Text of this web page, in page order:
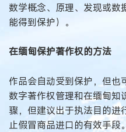
数学概念、原理、发现或数
能得到保护）。
在缅甸保护著作权的方法
作品会自动受到保护，但也
数字著作权管理和在缅甸知
骤，但建议出于执法目的进
止假冒商品进口的有效手段。